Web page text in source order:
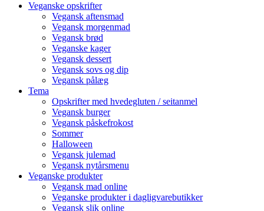
Veganske opskrifter
Vegansk aftensmad
Vegansk morgenmad
Vegansk brød
Veganske kager
Vegansk dessert
Vegansk sovs og dip
Vegansk pålæg
Tema
Opskrifter med hvedegluten / seitanmel
Vegansk burger
Vegansk påskefrokost
Sommer
Halloween
Vegansk julemad
Vegansk nytårsmenu
Veganske produkter
Vegansk mad online
Veganske produkter i dagligvarebutikker
Vegansk slik online